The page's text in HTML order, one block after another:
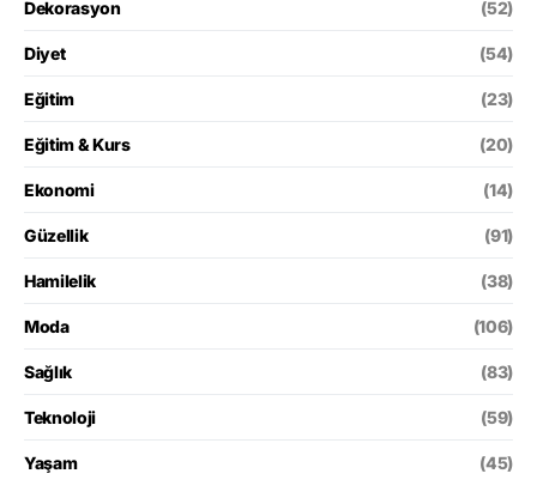
Dekorasyon (52)
Diyet (54)
Eğitim (23)
Eğitim & Kurs (20)
Ekonomi (14)
Güzellik (91)
Hamilelik (38)
Moda (106)
Sağlık (83)
Teknoloji (59)
Yaşam (45)